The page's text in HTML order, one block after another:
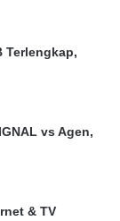
Terlengkap,
vs Agen,
& TV